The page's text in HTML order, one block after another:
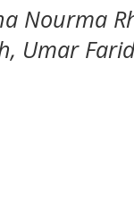
Nourma
Umar